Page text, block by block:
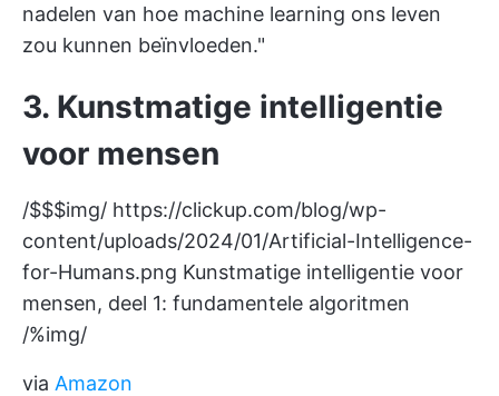
nadelen van hoe machine learning ons leven
zou kunnen beïnvloeden."
3. Kunstmatige intelligentie
voor mensen
/$$$img/ https://clickup.com/blog/wp-
content/uploads/2024/01/Artificial-Intelligence-
for-Humans.png Kunstmatige intelligentie voor
mensen, deel 1: fundamentele algoritmen
/%img/
via Amazon